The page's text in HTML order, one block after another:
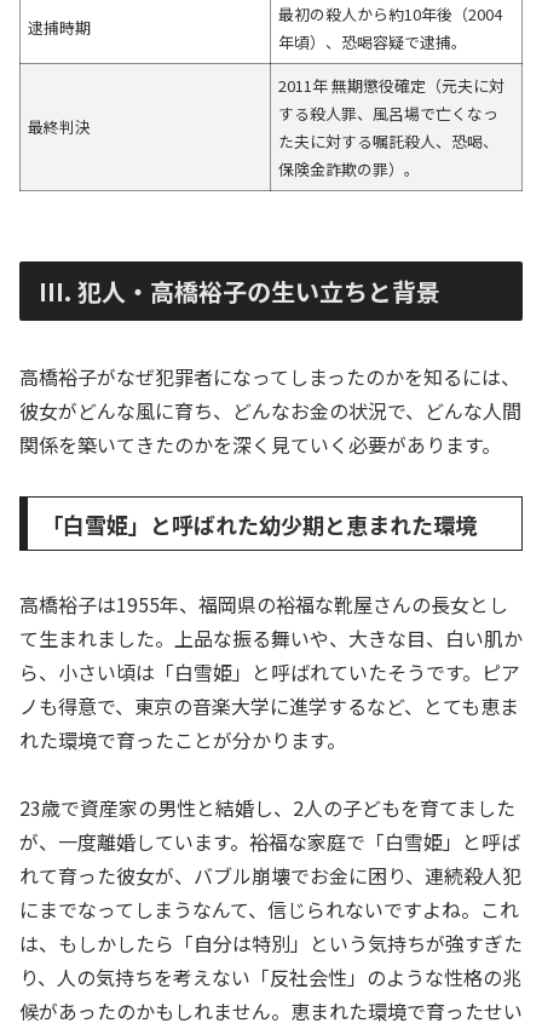
逮捕時期
最初の殺人から約10年後（2004
年頃）、恐喝容疑で逮捕。
最終判決
2011年 無期懲役確定（元夫に対
する殺人罪、風呂場で亡くなっ
た夫に対する嘱託殺人、恐喝、
保険金詐欺の罪）。
III. 犯人・高橋裕子の生い立ちと背景
高橋裕子がなぜ犯罪者になってしまったのかを知るには、
彼女がどんな風に育ち、どんなお金の状況で、どんな人間
関係を築いてきたのかを深く見ていく必要があります。
「白雪姫」と呼ばれた幼少期と恵まれた環境
高橋裕子は1955年、福岡県の裕福な靴屋さんの長女とし
て生まれました。上品な振る舞いや、大きな目、白い肌か
ら、小さい頃は「白雪姫」と呼ばれていたそうです。ピア
ノも得意で、東京の音楽大学に進学するなど、とても恵ま
れた環境で育ったことが分かります。
23歳で資産家の男性と結婚し、2人の子どもを育てました
が、一度離婚しています。裕福な家庭で「白雪姫」と呼ば
れて育った彼女が、バブル崩壊でお金に困り、連続殺人犯
にまでなってしまうなんて、信じられないですよね。これ
は、もしかしたら「自分は特別」という気持ちが強すぎた
り、人の気持ちを考えない「反社会性」のような性格の兆
候があったのかもしれません。恵まれた環境で育ったせい